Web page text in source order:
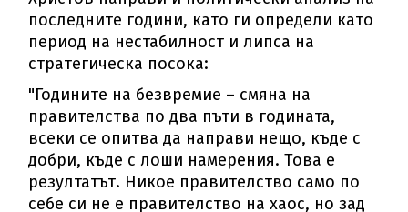
последните години, като ги определи като
период на нестабилност и липса на
стратегическа посока:
"Годините на безвремие – смяна на
правителства по два пъти в годината,
всеки се опитва да направи нещо, къде с
добри, къде с лоши намерения. Това е
резултатът. Никое правителство само по
себе си не е правителство на хаос, но зад